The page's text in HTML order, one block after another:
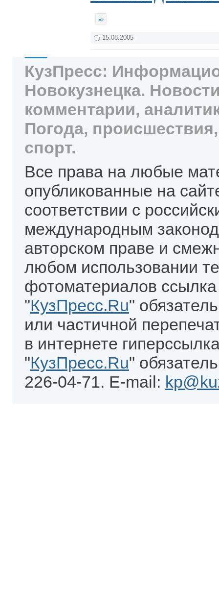
15.08.2005
КузПресс:
Новокузнецка.
комментарии,
Погода,
спорт.
Все права на любые
опубликованные на
соответствии с
международным
авторском праве и
любом использовании
фотоматериалов
"КузПресс.Ru"
или частичной
в интернете
"КузПресс.Ru"
226-04-71. E-mail: